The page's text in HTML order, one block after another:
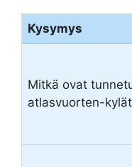
Kysymys
Mitkä ovat
atlasvuorten-